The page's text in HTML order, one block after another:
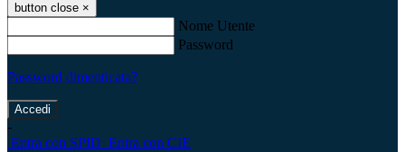
button close ×
Nome Utente
Password
Password dimenticata?
-
Entra con SPID Entra con CIE